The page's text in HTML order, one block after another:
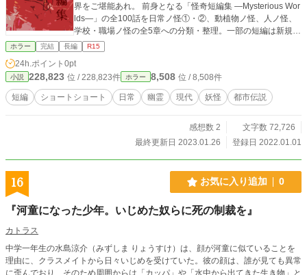
界をご堪能あれ。 前身となる「怪奇短編集 ―Mysterious Wor
lds―」の全100話を日常ノ怪①・②、動植物ノ怪、人ノ怪、
学校・職場ノ怪の全5章への分類・整理。一部の短編は新規の
ものと差し替えております。 さらに書き下ろしの「秘密ノ
怪」は全5話を掲載予定です。 毎週水曜日と土曜日の深夜０
時頃に更新します。 裏話満載のオフィシャルファンブックは
こちら→ https://www.alphapolis.co.jp/novel/180133519/7405
82236 他の小説投稿サイトでも同時連載中。
ホラー 完結 長編 R15
24h.ポイント 0pt
小説 228,823 位 / 228,823件 ホラー 8,508 位 / 8,508件
短編 ショートショート 日常 幽霊 現代 妖怪 都市伝説
感想数 2
文字数 72,726
最終更新日 2023.01.26
登録日 2022.01.01
16 お気に入り追加 0
『河童になった少年。いじめた奴らに死の制裁を』
カトラス
中学一年生の水島涼介（みずしま りょうすけ）は、顔が河童に似ていることを
理由に、クラスメイトから日々いじめを受けていた。彼の顔は、誰が見ても異常
に歪んでおり、そのため周囲からは「カッパ」や「水中から出てきた生き物」と